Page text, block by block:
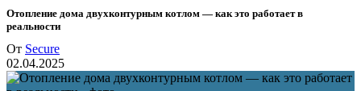
Отопление дома двухконтурным котлом — как это работает в
реальности
От Secure
02.04.2025